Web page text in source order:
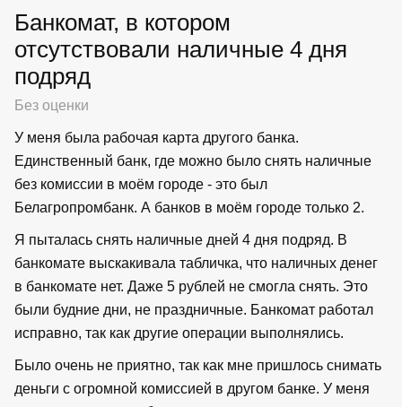
Банкомат, в котором
отсутствовали наличные 4 дня
подряд
Без оценки
У меня была рабочая карта другого банка.
Единственный банк, где можно было снять наличные
без комиссии в моём городе - это был
Белагропромбанк. А банков в моём городе только 2.
Я пыталась снять наличные дней 4 дня подряд. В
банкомате выскакивала табличка, что наличных денег
в банкомате нет. Даже 5 рублей не смогла снять. Это
были будние дни, не праздничные. Банкомат работал
исправно, так как другие операции выполнялись.
Было очень не приятно, так как мне пришлось снимать
деньги с огромной комиссией в другом банке. У меня